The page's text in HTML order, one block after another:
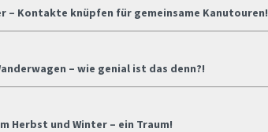
– Kontakte knüpfen für gemeinsame Kanutouren!
– wie genial ist das denn?!
Herbst und Winter – ein Traum!